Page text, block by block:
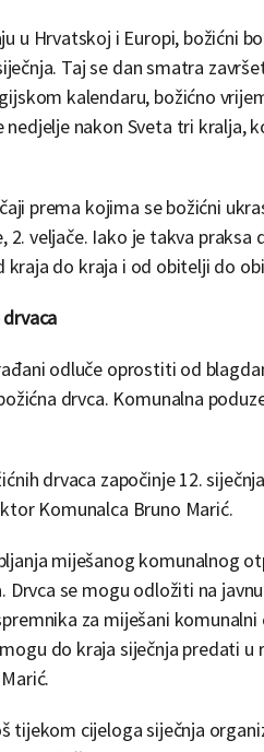
u Hrvatskoj i Europi, božićni
Taj se dan smatra
kalendaru, božićno
nedjelje nakon Sveta tri kralja,
prema kojima se božićni
2. veljače. Iako je takva
kraja do kraja i od obitelji do
odluče oprostiti od
drvca. Komunalna
drvaca započinje 12.
Komunalca Bruno Marić.
miješanog komunalnog
Drvca se mogu odložiti na
za miješani
do kraja siječnja predati
tijekom cijeloga siječnja